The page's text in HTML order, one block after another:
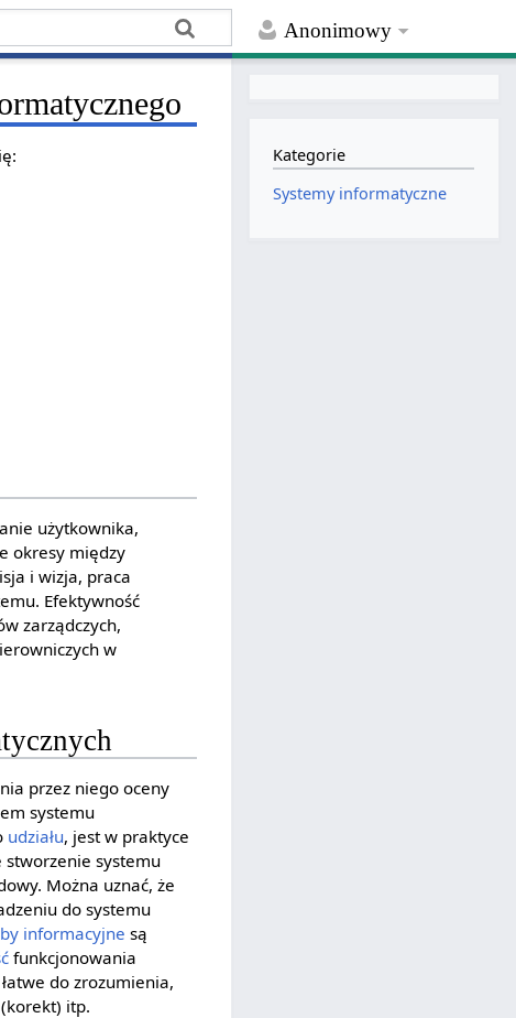
Anonimowy
użytkownika,
okresy między
i wizja, praca
Efektywność
zarządczych,
w
przez niego oceny
systemu
udziału, jest w praktyce
systemu
Można uznać, że
do systemu
informacyjne są
funkcjonowania
do zrozumienia,
itp.
Kategorie
Systemy informatyczne